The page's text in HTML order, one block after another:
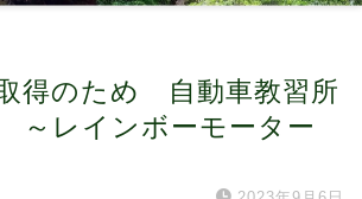
得のため 自動車教習所
～レインボーモーター